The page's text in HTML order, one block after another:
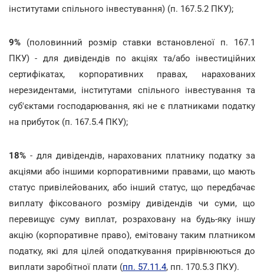
інститутами спільного інвестування) (п. 167.5.2 ПКУ);
9% (половинний розмір ставки встановленої п. 167.1
ПКУ) - для дивідендів по акціях та/або інвестиційних
сертифікатах, корпоративних правах, нарахованих
нерезидентами, інститутами спільного інвестування та
суб'єктами господарювання, які не є платниками податку
на прибуток (п. 167.5.4 ПКУ);
18% - для дивідендів, нарахованих платнику податку за
акціями або іншими корпоративними правами, що мають
статус привілейованих, або інший статус, що передбачає
виплату фіксованого розміру дивідендів чи суми, що
перевищує суму виплат, розраховану на будь-яку іншу
акцію (корпоративне право), емітовану таким платником
податку, які для цілей оподаткування прирівнюються до
виплати заробітної плати (пп. 57.11.4, пп. 170.5.3 ПКУ).